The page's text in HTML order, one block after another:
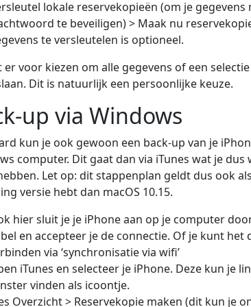
lokale reservekopieën (om je gegevens
te beveiligen) > Maak nu
te versleutelen is optioneel.
er voor kiezen om alle gegevens of een
Dit is natuurlijk een persoonlijke keuze.
up via Windows
kun je ook gewoon een back-up van je
computer. Dit gaat dan via iTunes wat je dus
Let op: dit stappenplan geldt dus ook
versie hebt dan macOS 10.15.
hier sluit je je iPhone aan op je computer
en accepteer je de connectie. Of je kunt het
via ‘synchronisatie via wifi’
iTunes en selecteer je iPhone. Deze kun je
vinden als icoontje.
Overzicht > Reservekopie maken (dit kun je